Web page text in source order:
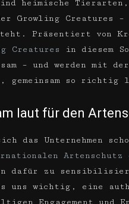
heimische
Growling Creatures –
Präsentiert von
Creatures
in diesem
– und werden mit
gemeinsam so richtig
laut für den
das Unternehmen
dafür zu
uns wichtig, eine